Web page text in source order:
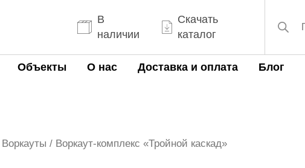
В
наличии
Скачать
каталог
Объекты О нас Доставка и оплата Блог
Воркауты / Воркаут-комплекс «Тройной каскад»